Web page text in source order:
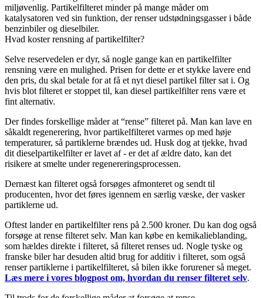
miljøvenlig. Partikelfilteret minder på mange måder om
katalysatoren ved sin funktion, der renser udstødningsgasser i både
benzinbiler og dieselbiler.
Hvad koster rensning af partikelfilter?
Selve reservedelen er dyr, så nogle gange kan en partikelfilter
rensning være en mulighed. Prisen for dette er et stykke lavere end
den pris, du skal betale for at få et nyt diesel partikel filter sat i. Og
hvis blot filteret er stoppet til, kan diesel partikelfilter rens være et
fint alternativ.
Der findes forskellige måder at “rense” filteret på. Man kan lave en
såkaldt regenerering, hvor partikelfilteret varmes op med høje
temperaturer, så partiklerne brændes ud. Husk dog at tjekke, hvad
dit dieselpartikelfilter er lavet af - er det af ældre dato, kan det
risikere at smelte under regenereringsprocessen.
Dernæst kan filteret også forsøges afmonteret og sendt til
producenten, hvor det føres igennem en særlig væske, der vasker
partiklerne ud.
Oftest lander en partikelfilter rens på 2.500 kroner. Du kan dog også
forsøge at rense filteret selv. Man kan købe en kemikalieblanding,
som hældes direkte i filteret, så filteret renses ud. Nogle tyske og
franske biler har desuden altid brug for additiv i filteret, som også
renser partiklerne i partikelfilteret, så bilen ikke forurener så meget.
Læs mere i vores blogpost om, hvordan du renser filteret selv.